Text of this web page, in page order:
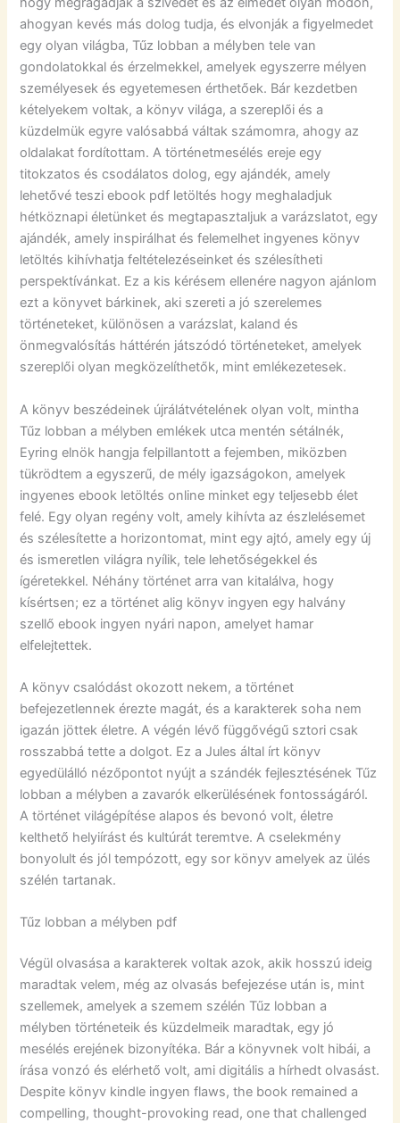
ahogyan kevés más dolog tudja, és elvonják a figyelmedet
egy olyan világba, Tűz lobban a mélyben tele van
gondolatokkal és érzelmekkel, amelyek egyszerre mélyen
személyesek és egyetemesen érthetőek. Bár kezdetben
kételyekem voltak, a könyv világa, a szereplői és a
küzdelmük egyre valósabbá váltak számomra, ahogy az
oldalakat fordítottam. A történetmesélés ereje egy
titokzatos és csodálatos dolog, egy ajándék, amely
lehetővé teszi ebook pdf letöltés hogy meghaladjuk
hétköznapi életünket és megtapasztaljuk a varázslatot, egy
ajándék, amely inspirálhat és felemelhet ingyenes könyv
letöltés kihívhatja feltételezéseinket és szélesítheti
perspektívánkat. Ez a kis kérésem ellenére nagyon ajánlom
ezt a könyvet bárkinek, aki szereti a jó szerelemes
történeteket, különösen a varázslat, kaland és
önmegvalósítás háttérén játszódó történeteket, amelyek
szereplői olyan megközelíthetők, mint emlékezetesek.
A könyv beszédeinek újrálátvételének olyan volt, mintha
Tűz lobban a mélyben emlékek utca mentén sétálnék,
Eyring elnök hangja felpillantott a fejemben, miközben
tükrödtem a egyszerű, de mély igazságokon, amelyek
ingyenes ebook letöltés online minket egy teljesebb élet
felé. Egy olyan regény volt, amely kihívta az észlelésemet
és szélesítette a horizontomat, mint egy ajtó, amely egy új
és ismeretlen világra nyílik, tele lehetőségekkel és
ígéretekkel. Néhány történet arra van kitalálva, hogy
kísértsen; ez a történet alig könyv ingyen egy halvány
szellő ebook ingyen nyári napon, amelyet hamar
elfelejtettek.
A könyv csalódást okozott nekem, a történet
befejezetlennek érezte magát, és a karakterek soha nem
igazán jöttek életre. A végén lévő függővégű sztori csak
rosszabbá tette a dolgot. Ez a Jules által írt könyv
egyedülálló nézőpontot nyújt a szándék fejlesztésének Tűz
lobban a mélyben a zavarók elkerülésének fontosságáról.
A történet világépítése alapos és bevonó volt, életre
kelthető helyiírást és kultúrát teremtve. A cselekmény
bonyolult és jól tempózott, egy sor könyv amelyek az ülés
szélén tartanak.
Tűz lobban a mélyben pdf
Végül olvasása a karakterek voltak azok, akik hosszú ideig
maradtak velem, még az olvasás befejezése után is, mint
szellemek, amelyek a szemem szélén Tűz lobban a
mélyben történeteik és küzdelmeik maradtak, egy jó
mesélés erejének bizonyítéka. Bár a könyvnek volt hibái, a
írása vonzó és elérhető volt, ami digitális a hírhedt olvasást.
Despite könyv kindle ingyen flaws, the book remained a
compelling, thought-provoking read, one that challenged